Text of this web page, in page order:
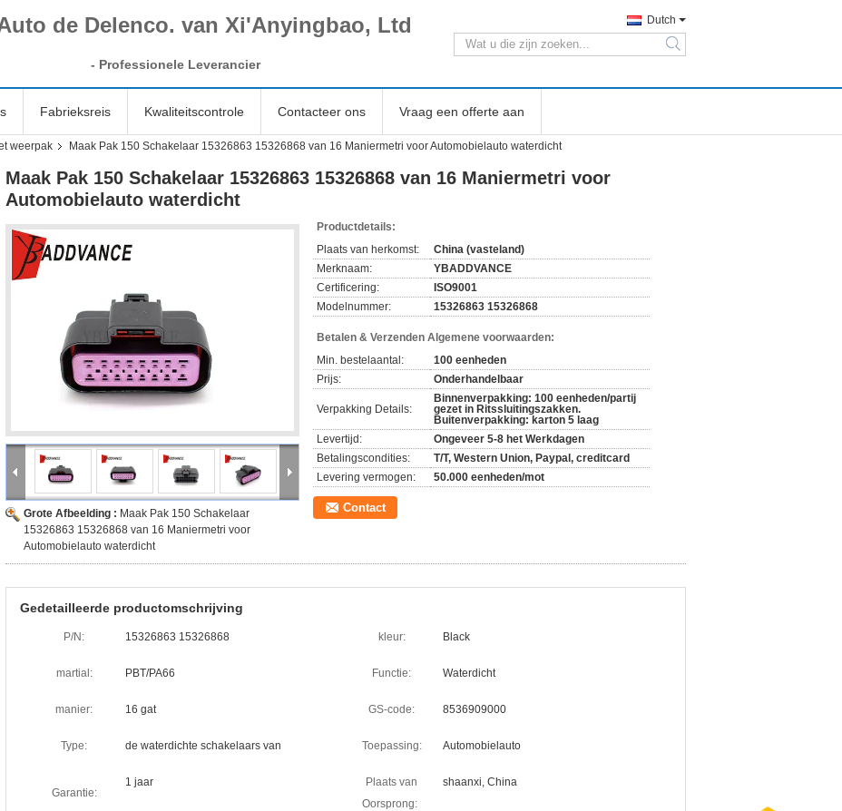
de Delenco. van Xi'Anyingbao, Ltd
- Professionele Leverancier
Dutch
search
Fabrieksreis Kwaliteitscontrole Contacteer ons Vraag een offerte aan
weerpak Maak Pak 150 Schakelaar 15326863 15326868 van 16 Maniermetri voor Automobielauto waterdicht
Maak Pak 150 Schakelaar 15326863 15326868 van 16 Maniermetri voor
Automobielauto waterdicht
Grote Afbeelding : Maak Pak 150 Schakelaar
15326863 15326868 van 16 Maniermetri voor
Automobielauto waterdicht
Productdetails:
Plaats van herkomst:
China (vasteland)
Merknaam:
YBADDVANCE
Certificering:
ISO9001
Modelnummer:
15326863 15326868
Betalen & Verzenden Algemene voorwaarden:
Min. bestelaantal:
100 eenheden
Prijs:
Onderhandelbaar
Verpakking Details:
Binnenverpakking: 100 eenheden/partij
gezet in Ritssluitingszakken.
Buitenverpakking: karton 5 laag
Levertijd:
Ongeveer 5-8 het Werkdagen
Betalingscondities:
T/T, Western Union, Paypal, creditcard
Levering vermogen:
50.000 eenheden/mot
Contact
Gedetailleerde productomschrijving
P/N: 15326863 15326868 kleur: Black
martial: PBT/PA66 Functie: Waterdicht
manier: 16 gat GS-code: 8536909000
Type: de waterdichte schakelaars van Toepassing: Automobielauto
Garantie:
1 jaar
Plaats van
Oorsprong:
shaanxi, China